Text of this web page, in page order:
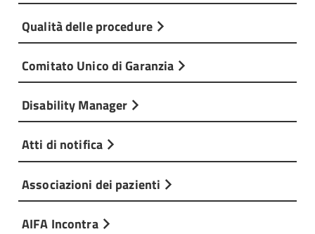
Qualità delle procedure
Comitato Unico di Garanzia
Disability Manager
Atti di notifica
Associazioni dei pazienti
AIFA Incontra